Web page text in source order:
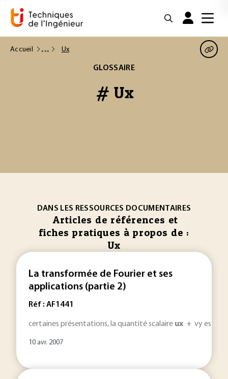
Accueil Ux
GLOSSAIRE
# Ux
DANS LES RESSOURCES DOCUMENTAIRES
Articles de références et
fiches pratiques à propos de :
Ux
La transformée de Fourier et ses
applications (partie 2)
Réf : AF1441
certaines présentations, la quantité scalaire ux + vy est
10 avr. 2007